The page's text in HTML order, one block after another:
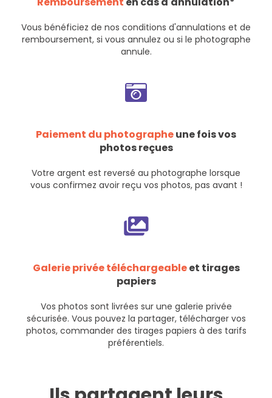
Vous bénéficiez de nos conditions d'annulations et de
remboursement, si vous annulez ou si le photographe
annule.
Paiement du photographeune fois vos
photos reçues
Votre argent est reversé au photographe lorsque
vous confirmez avoir reçu vos photos, pas avant !
Galerie privée téléchargeableet tirages
papiers
Vos photos sont livrées sur une galerie privée
sécurisée. Vous pouvez la partager, télécharger vos
photos, commander des tirages papiers à des tarifs
préférentiels.